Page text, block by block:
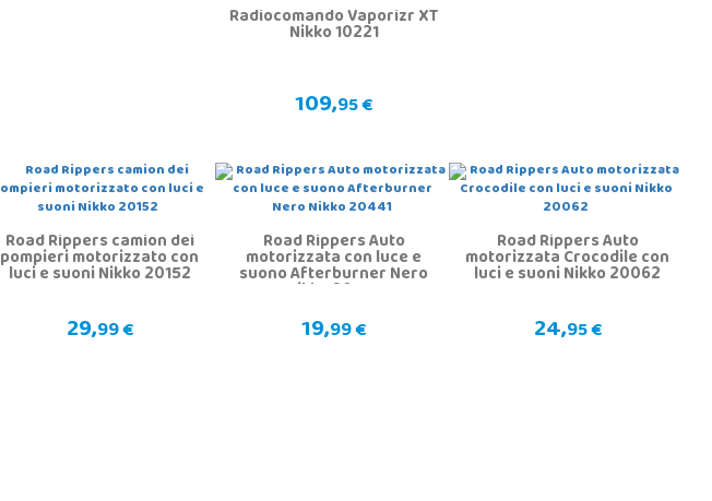
Radiocomando Vaporizr XT
Nikko 10221
109,95 €
Road Rippers camion dei
pompieri motorizzato con
luci e suoni Nikko 20152
29,99 €
Road Rippers Auto
motorizzata con luce e
suono Afterburner Nero
Nikko 20441
19,99 €
Road Rippers Auto
motorizzata Crocodile con
luci e suoni Nikko 20062
24,95 €